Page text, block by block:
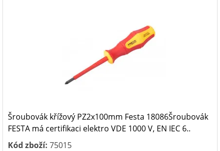
Šroubovák křížový PZ2x100mm Festa 18086Šroubovák
FESTA má certifikaci elektro VDE 1000 V, EN IEC 6..
Kód zboží: 75015